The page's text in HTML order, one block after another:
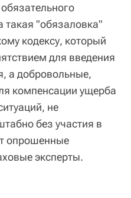
такая "обязаловка"
кодексу, который
для введения
а добровольные,
компенсации ущерба
не
без участия в
опрошенные
эксперты.